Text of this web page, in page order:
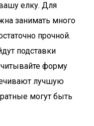
елку. Для
занимать много
прочной.
подставки
форму
лучшую
могут быть